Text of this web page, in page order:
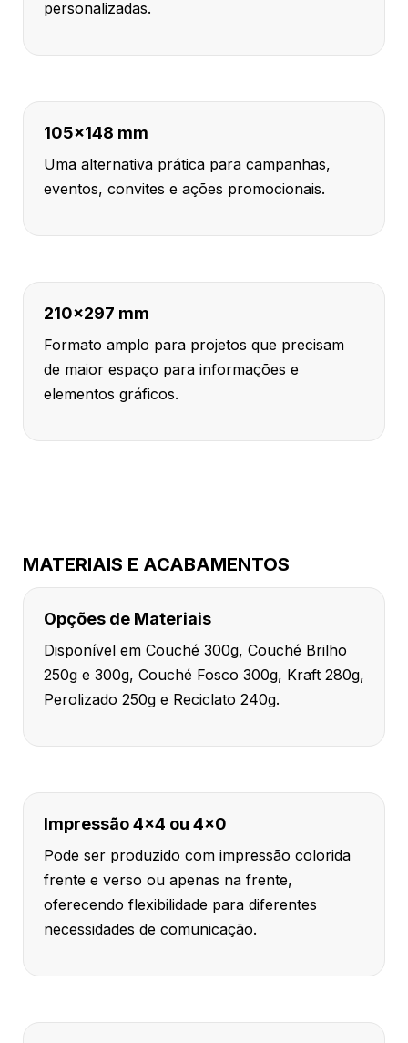
personalizadas.
105x148 mm
Uma alternativa prática para campanhas,
eventos, convites e ações promocionais.
210x297 mm
Formato amplo para projetos que precisam
de maior espaço para informações e
elementos gráficos.
MATERIAIS E ACABAMENTOS
Opções de Materiais
Disponível em Couché 300g, Couché Brilho
250g e 300g, Couché Fosco 300g, Kraft 280g,
Perolizado 250g e Reciclato 240g.
Impressão 4x4 ou 4x0
Pode ser produzido com impressão colorida
frente e verso ou apenas na frente,
oferecendo flexibilidade para diferentes
necessidades de comunicação.